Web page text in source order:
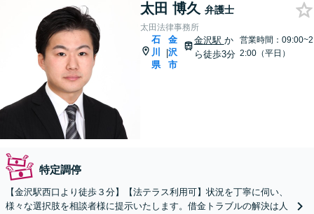
太田 博久 弁護士
太田法律事務所
石
川
県
|
金
沢
市
金沢駅 か
ら徒歩3分
営業時間：09:00~2
2:00（平日）
特定調停
【金沢駅西口より徒歩３分】【法テラス利用可】状況を丁寧に伺い、
様々な選択肢を相談者様に提示いたします。借金トラブルの解決は人